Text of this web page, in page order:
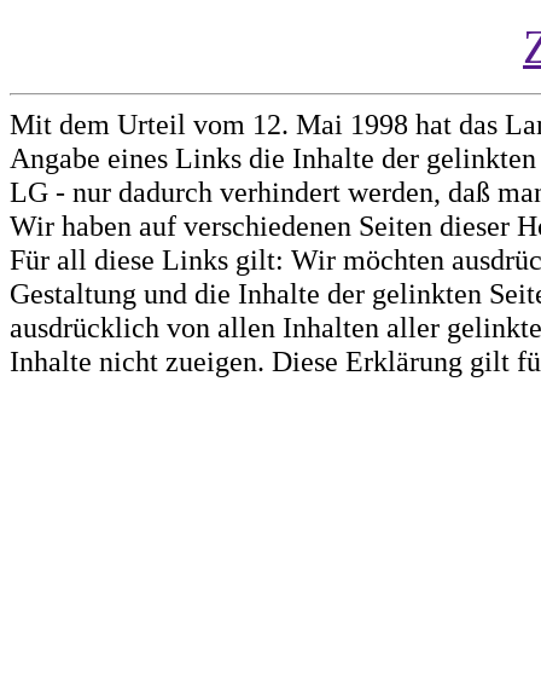
Mit dem Urteil vom 12. Mai 1998 hat das
Angabe eines Links die Inhalte der
LG - nur dadurch verhindert werden, daß
Wir haben auf verschiedenen Seiten dieser
Für all diese Links gilt: Wir möchten
Gestaltung und die Inhalte der gelinkten
ausdrücklich von allen Inhalten aller
Inhalte nicht zueigen. Diese Erklärung gilt